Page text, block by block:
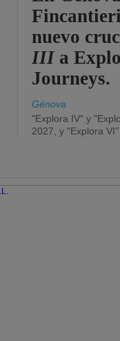
nuevo
III a
Journeys.
Génova
"Explora IV" y
2027, y "Explora